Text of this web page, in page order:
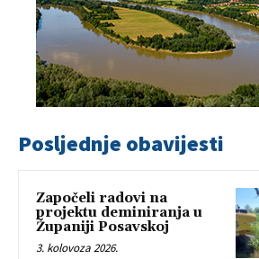
Posljednje obavijesti
Započeli radovi na
projektu deminiranja u
Županiji Posavskoj
3. kolovoza 2026.